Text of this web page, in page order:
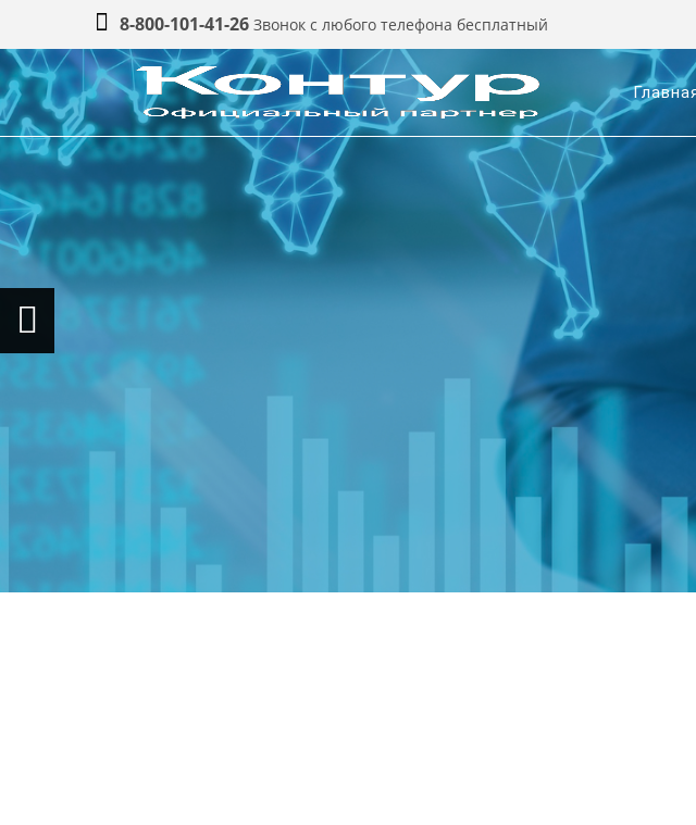
8-800-101-41-26 Звонок с любого телефона бесплатный